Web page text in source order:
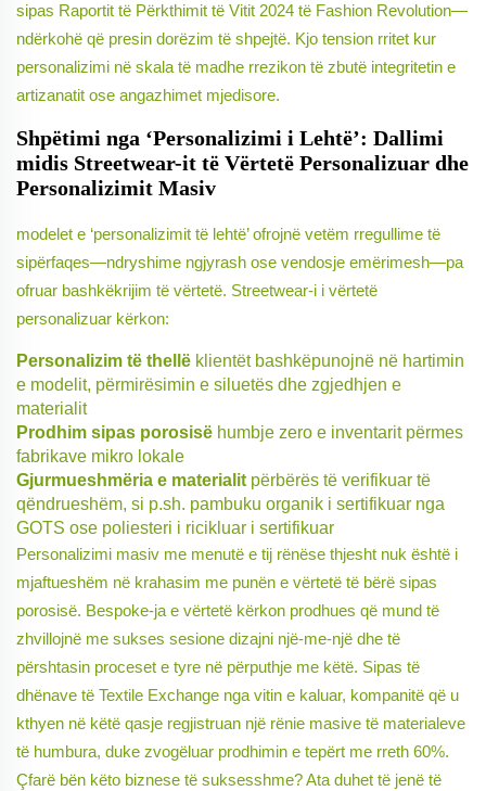
sipas Raportit të Përkthimit të Vitit 2024 të Fashion Revolution—
ndërkohë që presin dorëzim të shpejtë. Kjo tension rritet kur
personalizimi në skala të madhe rrezikon të zbutë integritetin e
artizanatit ose angazhimet mjedisore.
Shpëtimi nga ‘Personalizimi i Lehtë’: Dallimi
midis Streetwear-it të Vërtetë Personalizuar dhe
Personalizimit Masiv
modelet e ‘personalizimit të lehtë’ ofrojnë vetëm rregullime të
sipërfaqes—ndryshime ngjyrash ose vendosje emërimesh—pa
ofruar bashkëkrijim të vërtetë. Streetwear-i i vërtetë
personalizuar kërkon:
Personalizim të thellë klientët bashkëpunojnë në hartimin
e modelit, përmirësimin e siluetës dhe zgjedhjen e
materialit
Prodhim sipas porosisë humbje zero e inventarit përmes
fabrikave mikro lokale
Gjurmueshmëria e materialit përbërës të verifikuar të
qëndrueshëm, si p.sh. pambuku organik i sertifikuar nga
GOTS ose poliesteri i ricikluar i sertifikuar
Personalizimi masiv me menutë e tij rënëse thjesht nuk është i
mjaftueshëm në krahasim me punën e vërtetë të bërë sipas
porosisë. Bespoke-ja e vërtetë kërkon prodhues që mund të
zhvillojnë me sukses sesione dizajni një-me-një dhe të
përshtasin proceset e tyre në përputhje me këtë. Sipas të
dhënave të Textile Exchange nga vitin e kaluar, kompanitë që u
kthyen në këtë qasje regjistruan një rënie masive të materialeve
të humbura, duke zvogëluar prodhimin e tepërt me rreth 60%.
Çfarë bën këto biznese të suksesshme? Ata duhet të jenë të